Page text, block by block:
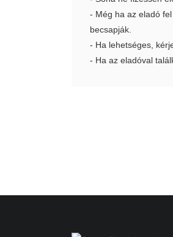
- Még ha az eladó
becsapják.
- Ha lehetséges,
- Ha az eladóval